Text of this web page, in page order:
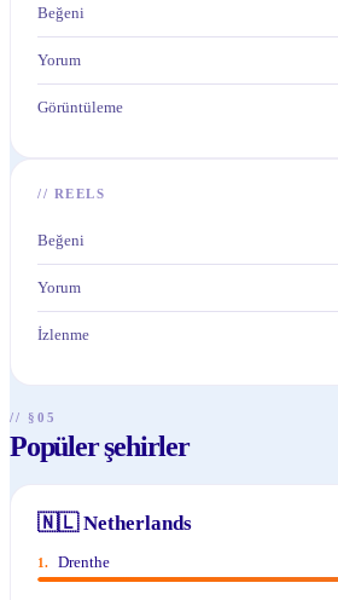
Beğeni
Yorum
Görüntüleme
// REELS
Beğeni
Yorum
İzlenme
// §05
Popüler şehirler
🇳🇱 Netherlands
1. Drenthe